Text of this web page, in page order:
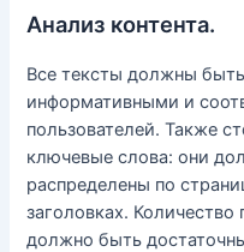
Анализ контента.
Все тексты должны
информативными и
пользователей. Также
ключевые слова: они
распределены по
заголовках.
должно быть